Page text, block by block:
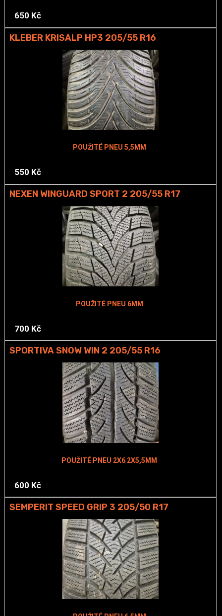
650 Kč
KLEBER KRISALP HP3 205/55 R16
POUŽITÉ PNEU 5,5MM
550 Kč
NEXEN WINGUARD SPORT 2 205/55 R17
POUŽITÉ PNEU 6MM
700 Kč
SPORTIVA SNOW WIN 2 205/55 R16
POUŽITÉ PNEU 2X6 2X5,5MM
600 Kč
SEMPERIT SPEED GRIP 3 205/50 R17